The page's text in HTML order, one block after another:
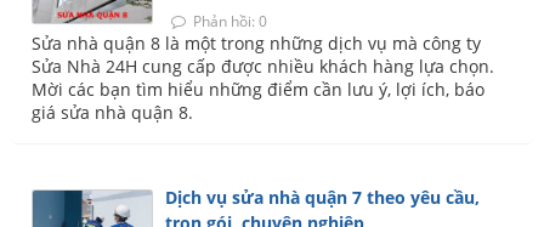
Phản hồi: 0
Sửa nhà quận 8 là một trong những dịch vụ mà công ty
Sửa Nhà 24H cung cấp được nhiều khách hàng lựa chọn.
Mời các bạn tìm hiểu những điểm cần lưu ý, lợi ích, báo
giá sửa nhà quận 8.
Dịch vụ sửa nhà quận 7 theo yêu cầu,